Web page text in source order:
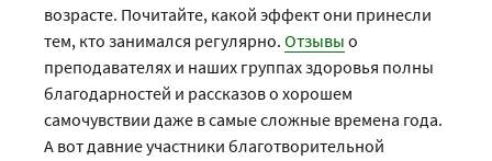
возрасте. Почитайте, какой эффект они принесли
тем, кто занимался регулярно. Отзывы о
преподавателях и наших группах здоровья полны
благодарностей и рассказов о хорошем
самочувствии даже в самые сложные времена года.
А вот давние участники благотворительной